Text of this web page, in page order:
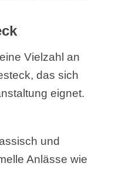
Vielzahl an
das sich
eignet.
und
Anlässe wie